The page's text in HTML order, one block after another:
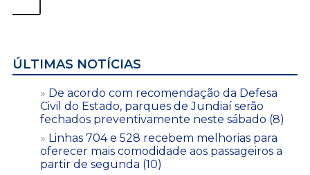
ÚLTIMAS NOTÍCIAS
De acordo com recomendação da Defesa
Civil do Estado, parques de Jundiaí serão
fechados preventivamente neste sábado (8)
Linhas 704 e 528 recebem melhorias para
oferecer mais comodidade aos passageiros a
partir de segunda (10)